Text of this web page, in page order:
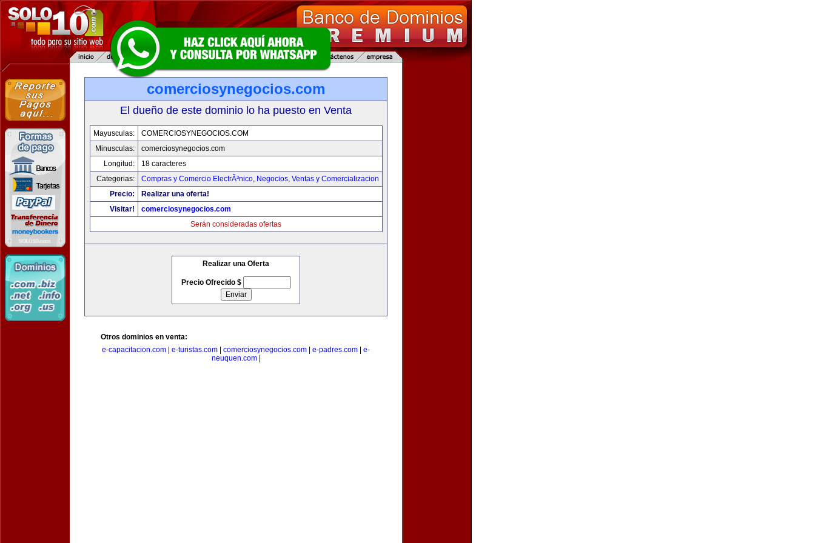
comerciosynegocios.com
El dueño de este dominio lo ha puesto en Venta
Mayusculas:
COMERCIOSYNEGOCIOS.COM
Minusculas:
comerciosynegocios.com
Longitud:
18 caracteres
Categorias:
Compras y Comercio ElectrÃ³nico, Negocios, Ventas y Comercializacion
Precio:
Realizar una oferta!
Visitar!
comerciosynegocios.com
Serán consideradas ofertas
Realizar una Oferta
Precio Ofrecido $
Otros dominios en venta:
e-capacitacion.com
e-turistas.com comerciosynegocios.com e-padres.com
e-
neuquen.com|